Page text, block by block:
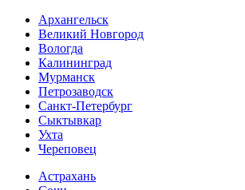
Архангельск
Великий Новгород
Вологда
Калининград
Мурманск
Петрозаводск
Санкт-Петербург
Сыктывкар
Ухта
Череповец
Астрахань